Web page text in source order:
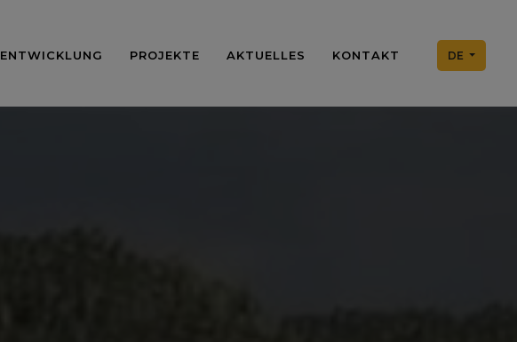
ENTWICKLUNG PROJEKTE AKTUELLES KONTAKT DE